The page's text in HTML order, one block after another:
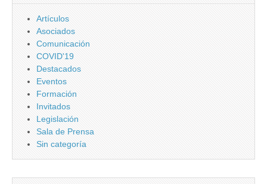
Artículos
Asociados
Comunicación
COVID'19
Destacados
Eventos
Formación
Invitados
Legislación
Sala de Prensa
Sin categoría